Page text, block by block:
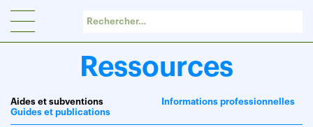
Ressources
Aides et subventions
Guides et publications
Informations professionnelles